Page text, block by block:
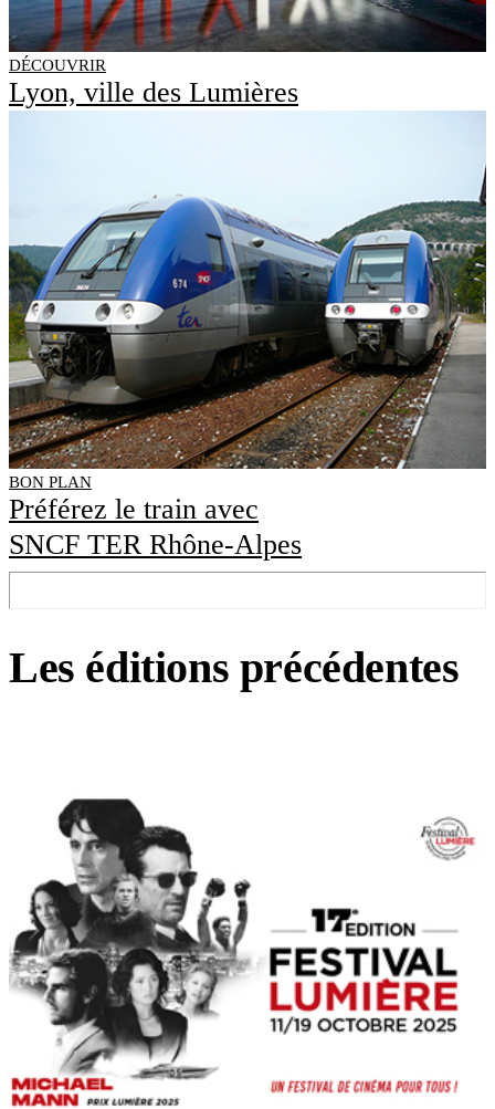
DÉCOUVRIR
Lyon, ville des Lumières
BON PLAN
Préférez le train avec
SNCF TER Rhône-Alpes
Les éditions précédentes